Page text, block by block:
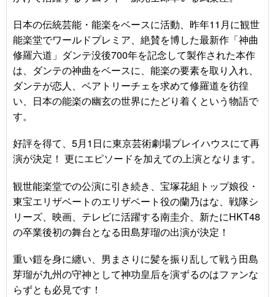
日本の伝統芸能・能楽をベースに活動、昨年11月に観世
能楽堂でワールドプレミア、絶賛を博した最新作「神曲
修羅六道」ダンテ没後700年を記念して製作された本作
は、ダンテの神曲をベースに、能楽の要素を取り入れ、
ダンテが恋人、ベアトリーチェを求めて修羅道を彷徨
い、日本の能楽の幽玄の世界にたどり着くという物語で
す。
好評を得て、5月1日に東京芸術劇場プレイハウスにて再
演が決定！ 更にエピソードを加えての上演となります。
観世能楽堂での公演に引き続き、宝塚花組トップ娘役・
東宝エリザベートのエリザベート役の蘭乃はな、戦隊シ
リーズ、映画、テレビに活躍する南圭介、新たにHKT48
の卒業後初の舞台となる田島芽瑠の出演が決定！
重い鎧を身に纏い、男まさりに髪を振り乱して戦う田島
芽瑠が九州の守神として神功皇后を演ずるのはファンな
らずとも必見です！